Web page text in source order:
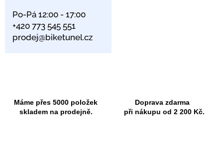
Po-Pá 12:00 - 17:00
+420 773 545 551
prodej@biketunel.cz
Máme přes 5000 položek
skladem na prodejně.
Doprava zdarma
při nákupu od 2 200 Kč.